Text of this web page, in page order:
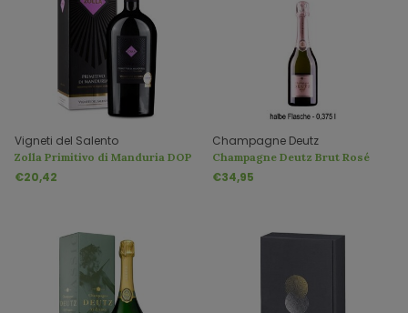
Vigneti del Salento
Zolla Primitivo di Manduria DOP
Magnum 1,5 Liter
€20,42
Champagne Deutz
Champagne Deutz Brut Rosé
0,375 litre à Geschenkdoos
€34,95